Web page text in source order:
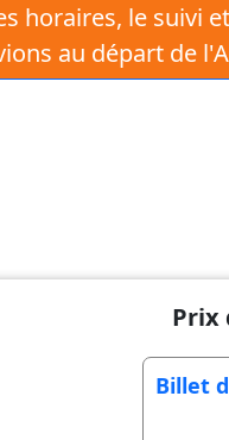
horaires, le suivi
au départ de
Prix
Billet